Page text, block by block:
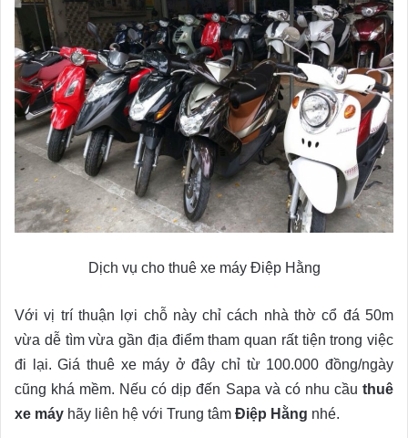
Dịch vụ cho thuê xe máy Điệp Hằng
Với vị trí thuận lợi chỗ này chỉ cách nhà thờ cổ đá 50m
vừa dễ tìm vừa gần địa điểm tham quan rất tiện trong việc
đi lại. Giá thuê xe máy ở đây chỉ từ 100.000 đồng/ngày
cũng khá mềm. Nếu có dịp đến Sapa và có nhu cầu thuê
xe máy hãy liên hệ với Trung tâm Điệp Hằng nhé.